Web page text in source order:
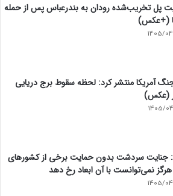
پل تخریب‌شده رودان به بندرعباس پس از حمله
(+عکس)
1405/
آمریکا منتشر کرد: لحظه سقوط برج دریایی
(عکس)
1405/
جنایت سردشت بدون حمایت برخی از کشورهای
نمی‌توانست با آن ابعاد رخ دهد
1405/